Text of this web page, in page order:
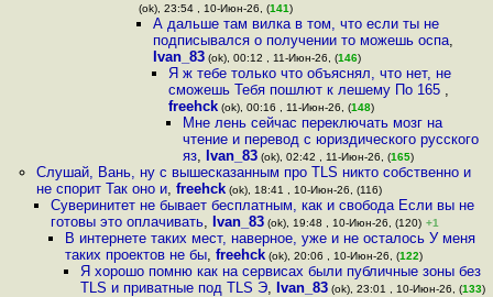
(ok), 23:54 , 10-Июн-26, (141)
А дальше там вилка в том, что если ты не
подписывался о получении то можешь оспа,
Ivan_83 (ok), 00:12 , 11-Июн-26, (146)
Я ж тебе только что объяснял, что нет, не
сможешь Тебя пошлют к лешему По 165 ,
freehck(ok), 00:16 , 11-Июн-26, (148)
Мне лень сейчас переключать мозг на
чтение и перевод с юриздического русского
яз, Ivan_83(ok), 02:42 , 11-Июн-26, (165)
Слушай, Вань, ну с вышесказанным про TLS никто собственно и
не спорит Так оно и, freehck(ok), 18:41 , 10-Июн-26, (116)
Суверинитет не бывает бесплатным, как и свобода Если вы не
готовы это оплачивать, Ivan_83(ok), 19:48 , 10-Июн-26, (120) +1
В интернете таких мест, наверное, уже и не осталось У меня
таких проектов не бы,freehck (ok), 20:06 , 10-Июн-26, (122)
Я хорошо помню как на сервисах были публичные зоны без
TLS и приватные под TLS Э, Ivan_83(ok), 23:01 , 10-Июн-26, (133)